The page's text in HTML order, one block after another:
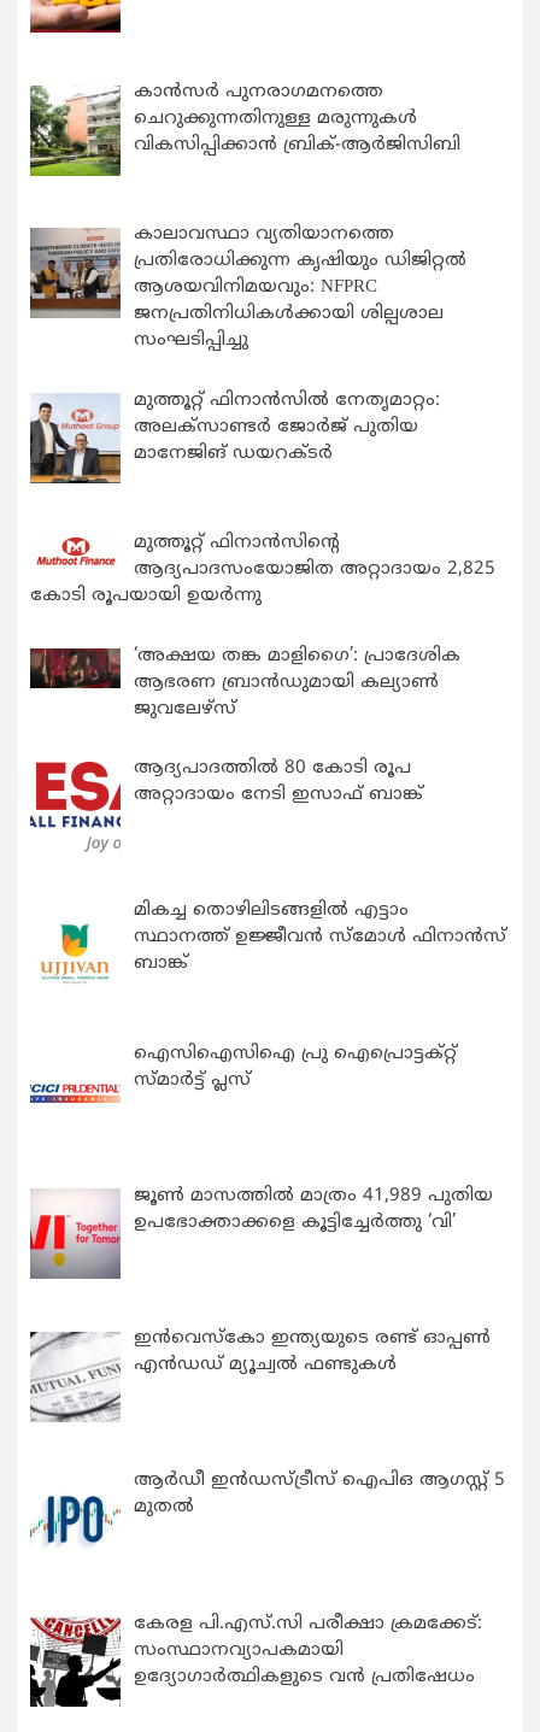
കാന്‍സര്‍ പുനരാഗമനത്തെ
ചെറുക്കുന്നതിനുള്ള മരുന്നുകള്‍
വികസിപ്പിക്കാന്‍ ബ്രിക്-ആര്‍ജിസിബി
കാലാവസ്ഥാ വ്യതിയാനത്തെ
പ്രതിരോധിക്കുന്ന കൃഷിയും ഡിജിറ്റൽ
ആശയവിനിമയവും: NFPRC
ജനപ്രതിനിധികൾക്കായി ശില്പശാല
സംഘടിപ്പിച്ചു
മുത്തൂറ്റ് ഫിനാൻസിൽ നേതൃമാറ്റം:
അലക്സാണ്ടർ ജോർജ് പുതിയ
മാനേജിങ് ഡയറക്ടർ
മുത്തൂറ്റ് ഫിനാൻസിന്റെ
ആദ്യപാദസംയോജിത അറ്റാദായം 2,825
കോടി രൂപയായി ഉയർന്നു
‘അക്ഷയ തങ്ക മാളിഗൈ’: പ്രാദേശിക
ആഭരണ ബ്രാന്‍ഡുമായി കല്യാണ്‍
ജുവലേഴ്‌സ്
ആദ്യപാദത്തിൽ 80 കോടി രൂപ
അറ്റാദായം നേടി ഇസാഫ് ബാങ്ക്
മികച്ച തൊഴിലിടങ്ങളിൽ എട്ടാം
സ്ഥാനത്ത് ഉജ്ജീവൻ സ്മോൾ ഫിനാൻസ്
ബാങ്ക്
ഐസിഐസിഐ പ്രു ഐപ്രൊട്ടക്റ്റ്
സ്മാർട്ട് പ്ലസ്
ജൂൺ മാസത്തിൽ മാത്രം 41,989 പുതിയ
ഉപഭോക്താക്കളെ കൂട്ടിച്ചേർത്തു ‘വി’
ഇന്‍വെസ്കോ ഇന്ത്യയുടെ രണ്ട് ഓപ്പണ്‍
എന്‍ഡഡ് മ്യൂച്വല്‍ ഫണ്ടുകള്‍
ആർഡീ ഇൻഡസ്ട്രീസ് ഐപിഒ ആഗസ്റ്റ് 5
മുതൽ
കേരള പി.എസ്.സി പരീക്ഷാ ക്രമക്കേട്:
സംസ്ഥാനവ്യാപകമായി
ഉദ്യോഗാര്‍ത്ഥികളുടെ വന്‍ പ്രതിഷേധം